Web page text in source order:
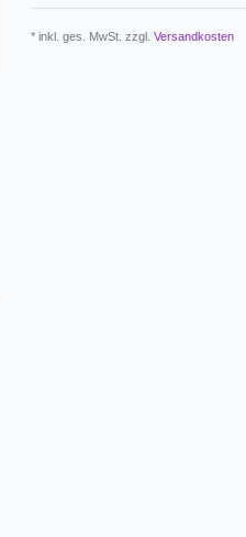
* inkl. ges. MwSt. zzgl. Versandkosten